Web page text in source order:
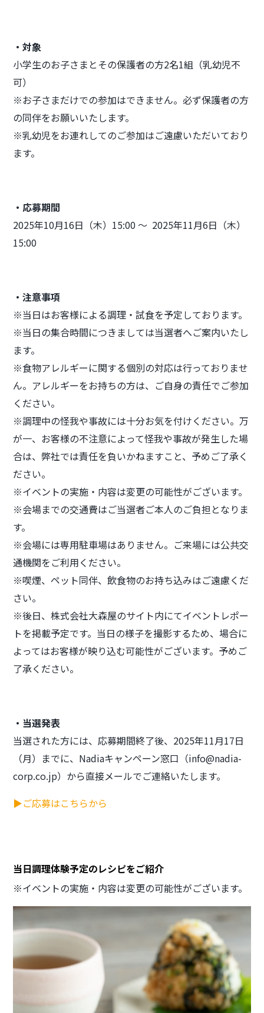
・対象
小学生のお子さまとその保護者の方2名1組（乳幼児不
可）
※お子さまだけでの参加はできません。必ず保護者の方
の同伴をお願いいたします。
※乳幼児をお連れしてのご参加はご遠慮いただいており
ます。
・応募期間
2025年10月16日（木）15:00 ～ 2025年11月6日（木）
15:00
・注意事項
※当日はお客様による調理・試食を予定しております。
※当日の集合時間につきましては当選者へご案内いたし
ます。
※食物アレルギーに関する個別の対応は行っておりませ
ん。アレルギーをお持ちの方は、ご自身の責任でご参加
ください。
※調理中の怪我や事故には十分お気を付けください。万
が一、お客様の不注意によって怪我や事故が発生した場
合は、弊社では責任を負いかねますこと、予めご了承く
ださい。
※イベントの実施・内容は変更の可能性がございます。
※会場までの交通費はご当選者ご本人のご負担となりま
す。
※会場には専用駐車場はありません。ご来場には公共交
通機関をご利用ください。
※喫煙、ペット同伴、飲食物のお持ち込みはご遠慮くだ
さい。
※後日、株式会社大森屋のサイト内にてイベントレポー
トを掲載予定です。当日の様子を撮影するため、場合に
よってはお客様が映り込む可能性がございます。予めご
了承ください。
・当選発表
当選された方には、応募期間終了後、2025年11月17日
（月）までに、Nadiaキャンペーン窓口（info@nadia-
corp.co.jp）から直接メールでご連絡いたします。
▶ご応募はこちらから
当日調理体験予定のレシピをご紹介
※イベントの実施・内容は変更の可能性がございます。